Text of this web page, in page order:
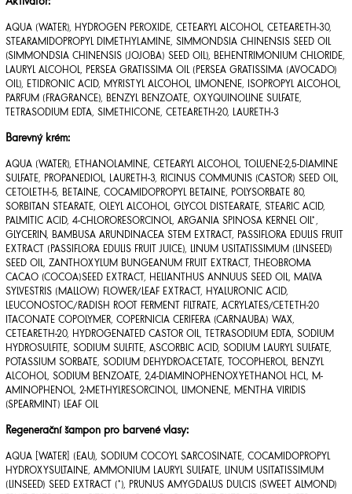
Aktivátor:
AQUA (WATER), HYDROGEN PEROXIDE, CETEARYL ALCOHOL, CETEARETH-30,
STEARAMIDOPROPYL DIMETHYLAMINE, SIMMONDSIA CHINENSIS SEED OIL
(SIMMONDSIA CHINENSIS (JOJOBA) SEED OIL), BEHENTRIMONIUM CHLORIDE,
LAURYL ALCOHOL, PERSEA GRATISSIMA OIL (PERSEA GRATISSIMA (AVOCADO)
OIL), ETIDRONIC ACID, MYRISTYL ALCOHOL, LIMONENE, ISOPROPYL ALCOHOL,
PARFUM (FRAGRANCE), BENZYL BENZOATE, OXYQUINOLINE SULFATE,
TETRASODIUM EDTA, SIMETHICONE, CETEARETH-20, LAURETH-3
Barevný krém:
AQUA (WATER), ETHANOLAMINE, CETEARYL ALCOHOL, TOLUENE-2,5-DIAMINE
SULFATE, PROPANEDIOL, LAURETH-3, RICINUS COMMUNIS (CASTOR) SEED OIL,
CETOLETH-5, BETAINE, COCAMIDOPROPYL BETAINE, POLYSORBATE 80,
SORBITAN STEARATE, OLEYL ALCOHOL, GLYCOL DISTEARATE, STEARIC ACID,
PALMITIC ACID, 4-CHLORORESORCINOL, ARGANIA SPINOSA KERNEL OIL*,
GLYCERIN, BAMBUSA ARUNDINACEA STEM EXTRACT, PASSIFLORA EDULIS FRUIT
EXTRACT (PASSIFLORA EDULIS FRUIT JUICE), LINUM USITATISSIMUM (LINSEED)
SEED OIL, ZANTHOXYLUM BUNGEANUM FRUIT EXTRACT, THEOBROMA
CACAO (COCOA)SEED EXTRACT, HELIANTHUS ANNUUS SEED OIL, MALVA
SYLVESTRIS (MALLOW) FLOWER/LEAF EXTRACT, HYALURONIC ACID,
LEUCONOSTOC/RADISH ROOT FERMENT FILTRATE, ACRYLATES/CETETH-20
ITACONATE COPOLYMER, COPERNICIA CERIFERA (CARNAUBA) WAX,
CETEARETH-20, HYDROGENATED CASTOR OIL, TETRASODIUM EDTA, SODIUM
HYDROSULFITE, SODIUM SULFITE, ASCORBIC ACID, SODIUM LAURYL SULFATE,
POTASSIUM SORBATE, SODIUM DEHYDROACETATE, TOCOPHEROL, BENZYL
ALCOHOL, SODIUM BENZOATE, 2,4-DIAMINOPHENOXYETHANOL HCL, M-
AMINOPHENOL, 2-METHYLRESORCINOL, LIMONENE, MENTHA VIRIDIS
(SPEARMINT) LEAF OIL
Regenerační šampon pro barvené vlasy:
AQUA [WATER] (EAU), SODIUM COCOYL SARCOSINATE, COCAMIDOPROPYL
HYDROXYSULTAINE, AMMONIUM LAURYL SULFATE, LINUM USITATISSIMUM
(LINSEED) SEED EXTRACT (*), PRUNUS AMYGDALUS DULCIS (SWEET ALMOND)